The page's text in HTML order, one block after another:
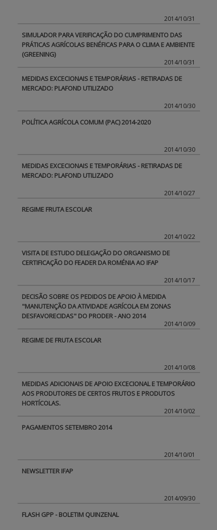
2014/10/31
SIMULADOR PARA VERIFICAÇÃO DO CUMPRIMENTO DAS
PRÁTICAS AGRÍCOLAS BENÉFICAS PARA O CLIMA E AMBIENTE
(GREENING)
2014/10/31
MEDIDAS EXCECIONAIS E TEMPORÁRIAS - RETIRADAS DE
MERCADO: PLAFOND UTILIZADO
2014/10/30
POLÍTICA AGRÍCOLA COMUM (PAC) 2014-2020
2014/10/30
MEDIDAS EXCECIONAIS E TEMPORÁRIAS - RETIRADAS DE
MERCADO: PLAFOND UTILIZADO
2014/10/27
REGIME FRUTA ESCOLAR
2014/10/22
VISITA DE ESTUDO DELEGAÇÃO DO ORGANISMO DE
CERTIFICAÇÃO DO FEADER DA ROMÉNIA AO IFAP
2014/10/17
DECISÃO SOBRE OS PEDIDOS DE APOIO À MEDIDA
"MANUTENÇÃO DA ATIVIDADE AGRÍCOLA EM ZONAS
DESFAVORECIDAS" DO PRODER - ANO 2014
2014/10/09
REGIME DE FRUTA ESCOLAR
2014/10/08
MEDIDAS ADICIONAIS DE APOIO EXCECIONAL E TEMPORÁRIO
AOS PRODUTORES DE CERTOS FRUTOS E PRODUTOS
HORTÍCOLAS.
2014/10/02
PAGAMENTOS SETEMBRO 2014
2014/10/01
NEWSLETTER IFAP
2014/09/30
FLASH GPP - BOLETIM QUINZENAL